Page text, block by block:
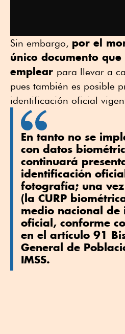
Sin embargo, por el
único documento
emplear para llevar a
pues también es posible
identificación oficial
En tanto no se
con datos
continuará
identificación
fotografía; una
(la CURP
medio nacional de
oficial , conforme
en el artículo 91
General de
IMSS.